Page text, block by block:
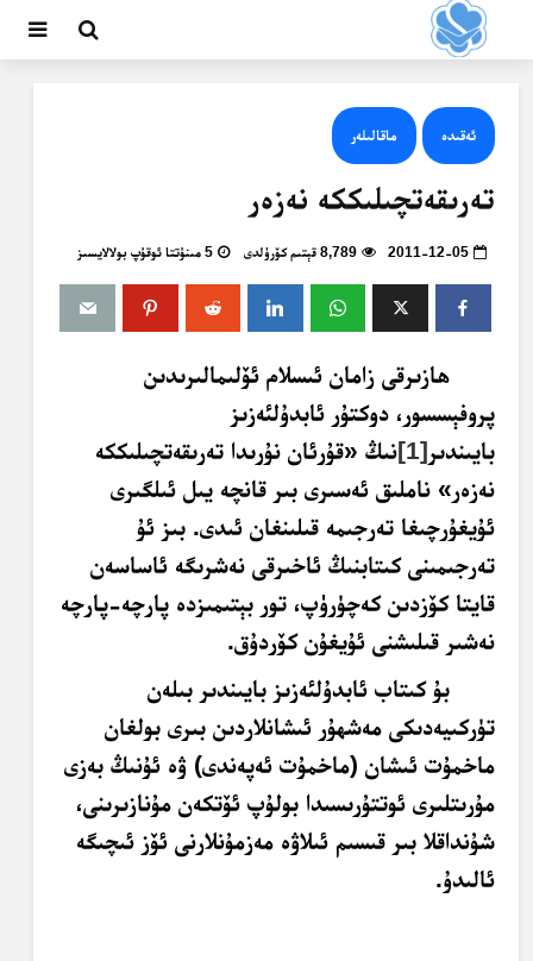
ئەقىدە ماقالىلەر
تەرىقەتچىلىككە نەزەر
2011-12-05 8,789 قېتىم كۆرۈلدى 5 مىنۇتتا ئوقۇپ بولالايسىز
ھازىرقى زامان ئىسلام ئۆلىمالىرىدىن
پروفېسسور، دوكتۇر ئابدۇلئەزىز
بايىندىر[1]نىڭ «قۇرئان نۇرىدا تەرىقەتچىلىككە
نەزەر» ناملىق ئەسىرى بىر قانچە يىل ئىلگىرى
ئۇيغۇرچىغا تەرجىمە قىلىنغان ئىدى. بىز ئۇ
تەرجىمىنى كىتابنىڭ ئاخىرقى نەشرىگە ئاساسەن
قايتا كۆزدىن كەچۈرۈپ، تور بېتىمىزدە پارچە-پارچە
نەشىر قىلىشنى ئۇيغۇن كۆردۇق.
بۇ كىتاب ئابدۇلئەزىز بايىندىر بىلەن
تۈركىيەدىكى مەشھۇر ئىشانلاردىن بىرى بولغان
ماخمۇت ئىشان (ماخمۇت ئەپەندى) ۋە ئۇنىڭ بەزى
مۇرىتلىرى ئوتتۇرىسىدا بولۇپ ئۆتكەن مۇنازىرىنى،
شۇنداقلا بىر قىسىم ئىلاۋە مەزمۇنلارنى ئۆز ئىچىگە
ئالىدۇ.